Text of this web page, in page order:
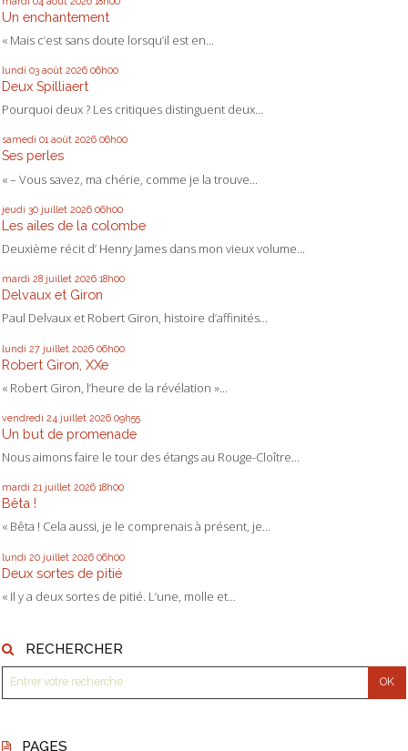
Un enchantement
« Mais c’est sans doute lorsqu’il est en...
lundi 03 août 2026 06h00
Deux Spilliaert
Pourquoi deux ? Les critiques distinguent deux...
samedi 01 août 2026 06h00
Ses perles
« – Vous savez, ma chérie, comme je la trouve...
jeudi 30 juillet 2026 06h00
Les ailes de la colombe
Deuxième récit d’ Henry James dans mon vieux volume...
mardi 28 juillet 2026 18h00
Delvaux et Giron
Paul Delvaux et Robert Giron, histoire d’affinités...
lundi 27 juillet 2026 06h00
Robert Giron, XXe
« Robert Giron, l’heure de la révélation »...
vendredi 24 juillet 2026 09h55
Un but de promenade
Nous aimons faire le tour des étangs au Rouge-Cloître...
mardi 21 juillet 2026 18h00
Bêta !
« Bêta ! Cela aussi, je le comprenais à présent, je...
lundi 20 juillet 2026 06h00
Deux sortes de pitié
« Il y a deux sortes de pitié. L’une, molle et...
RECHERCHER
PAGES